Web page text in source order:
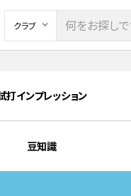
打インプレッション
豆知識